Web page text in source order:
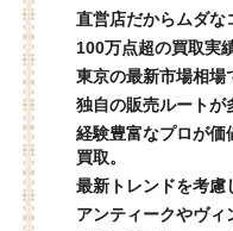
直営店だからムダな
100万点超の買取実
東京の最新市場相場
独自の販売ルートが
経験豊富なプロが価
買取。
最新トレンドを考慮
アンティークやヴィ